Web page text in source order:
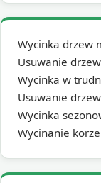
Wycinka drzew
Usuwanie
Wycinka w
Usuwanie
Wycinka
Wycinanie